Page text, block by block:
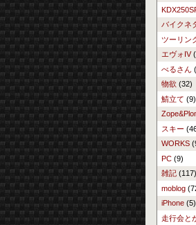
バイクネ
ツーリン
エヴォIV
べるさん
物欲 (32)
鯖立て (9)
スキー
WORKS
PC(9)
雑記(117)
moblog
iPhone(5)
走行会と